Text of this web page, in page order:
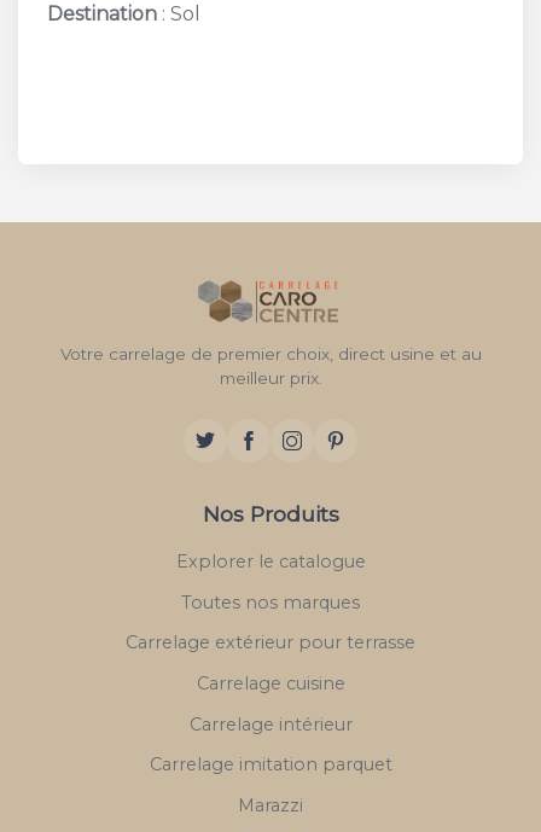
Destination : Sol
Votre carrelage de premier choix, direct usine et au
meilleur prix.
Nos Produits
Explorer le catalogue
Toutes nos marques
Carrelage extérieur pour terrasse
Carrelage cuisine
Carrelage intérieur
Carrelage imitation parquet
Marazzi